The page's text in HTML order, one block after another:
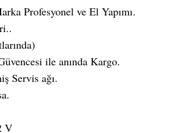
Profesyonel ve El Yapımı.
ile anında Kargo.
Servis ağı.
V